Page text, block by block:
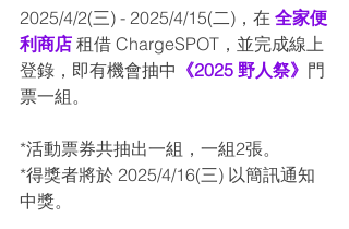
2025/4/2(三) - 2025/4/15(二)， 在 全家便
利商店 租借 ChargeSPOT， 並完成線上
登錄， 即有機會抽中 《2025 野人祭》 門
票一組 。
*活動票券共抽出一組，一組2張。
*得獎者將於 2025/4/16(三) 以簡訊通知
中獎。